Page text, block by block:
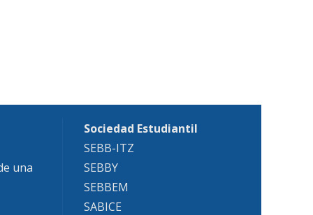
una
Sociedad Estudiantil
SEBB-ITZ
SEBBY
SEBBEM
SABICE